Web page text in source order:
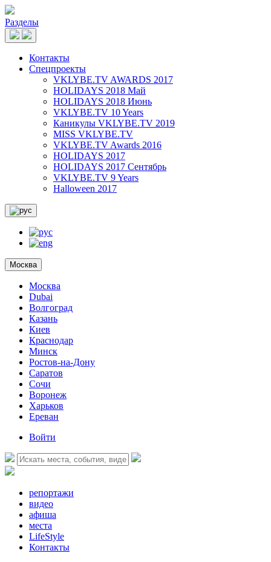
Разделы
Контакты
Спецпроекты
VKLYBE.TV AWARDS 2017
HOLIDAYS 2018 Май
HOLIDAYS 2018 Июнь
VKLYBE.TV 10 Years
Каникулы VKLYBE.TV 2019
MISS VKLYBE.TV
VKLYBE.TV Awards 2016
HOLIDAYS 2017
HOLIDAYS 2017 Сентябрь
VKLYBE.TV 9 Years
Halloween 2017
Москва
Москва
Dubai
Волгоград
Казань
Киев
Краснодар
Минск
Ростов-на-Дону
Саратов
Сочи
Воронеж
Харьков
Ереван
Войти
репортажи
видео
афиша
места
LifeStyle
Контакты